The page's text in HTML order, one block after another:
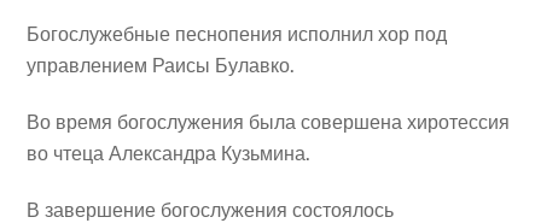
Богослужебные песнопения исполнил хор под
управлением Раисы Булавко.
Во время богослужения была совершена хиротессия
во чтеца Александра Кузьмина.
В завершение богослужения состоялось